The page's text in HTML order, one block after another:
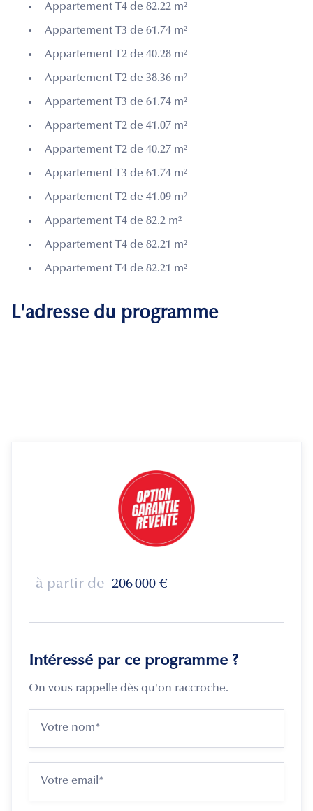
Appartement T4 de 82.22 m²
Appartement T3 de 61.74 m²
Appartement T2 de 40.28 m²
Appartement T2 de 38.36 m²
Appartement T3 de 61.74 m²
Appartement T2 de 41.07 m²
Appartement T2 de 40.27 m²
Appartement T3 de 61.74 m²
Appartement T2 de 41.09 m²
Appartement T4 de 82.2 m²
Appartement T4 de 82.21 m²
Appartement T4 de 82.21 m²
L'adresse du programme
à partir de 206 000 €
Intéressé par ce programme ?
On vous rappelle dès qu'on raccroche.